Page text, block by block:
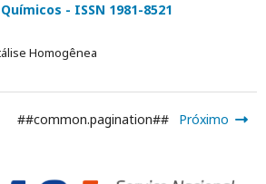
- ISSN 1981-8521
Homogênea
##common.pagination## Próximo